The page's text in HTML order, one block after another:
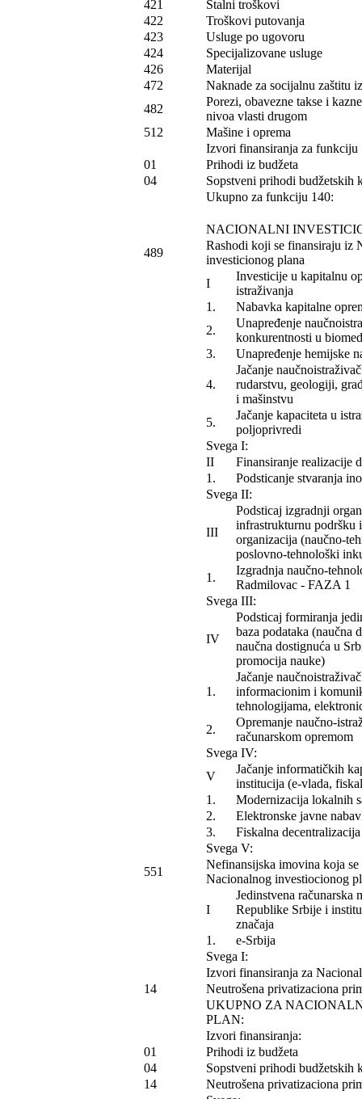
421
Stalni troškovi
422
Troškovi putovanja
423
Usluge po ugovoru
424
Specijalizovane usluge
426
Materijal
472
Naknade za socijalnu zaštitu
482
Porezi, obavezne takse i
nivoa vlasti drugom
512
Mašine i oprema
Izvori finansiranja za funkciju
01
Prihodi iz budžeta
04
Sopstveni prihodi budžetskih
Ukupno za funkciju 140:
NACIONALNI
489
Rashodi koji se finansiraju iz
investicionog plana
I
Investicije u kapitalnu
istraživanja
1.
Nabavka kapitalne
2.
Unapređenje
konkurentnosti u
3.
Unapređenje hemijske
4.
Jačanje
rudarstvu, geologiji,
i mašinstvu
5.
Jačanje kapaciteta u
poljoprivredi
Svega I:
II
Finansiranje realizacije
1.
Podsticanje stvaranja
Svega II:
III
Podsticaj izgradnji
infrastrukturnu podršku
organizacija (naučno-
poslovno-tehnološki
1.
Izgradnja naučno-
Radmilovac - FAZA 1
Svega III:
IV
Podsticaj formiranja
baza podataka (naučna
naučna dostignuća u
promocija nauke)
1.
Jačanje
informacionim i
tehnologijama,
2.
Opremanje naučno-
računarskom opremom
Svega IV:
V
Jačanje informatičkih
institucija (e-vlada,
1.
Modernizacija lokalnih
2.
Elektronske javne
3.
Fiskalna decentralizacija
Svega V:
551
Nefinansijska imovina koja
Nacionalnog investiocionog
I
Jedinstvena računarska
Republike Srbije i
značaja
1.
e-Srbija
Svega I:
Izvori finansiranja za
14
Neutrošena privatizaciona
UKUPNO ZA
PLAN:
Izvori finansiranja:
01
Prihodi iz budžeta
04
Sopstveni prihodi budžetskih
14
Neutrošena privatizaciona